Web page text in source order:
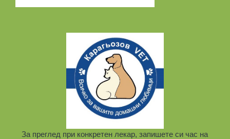
За преглед при конкретен лекар, запишете си час на